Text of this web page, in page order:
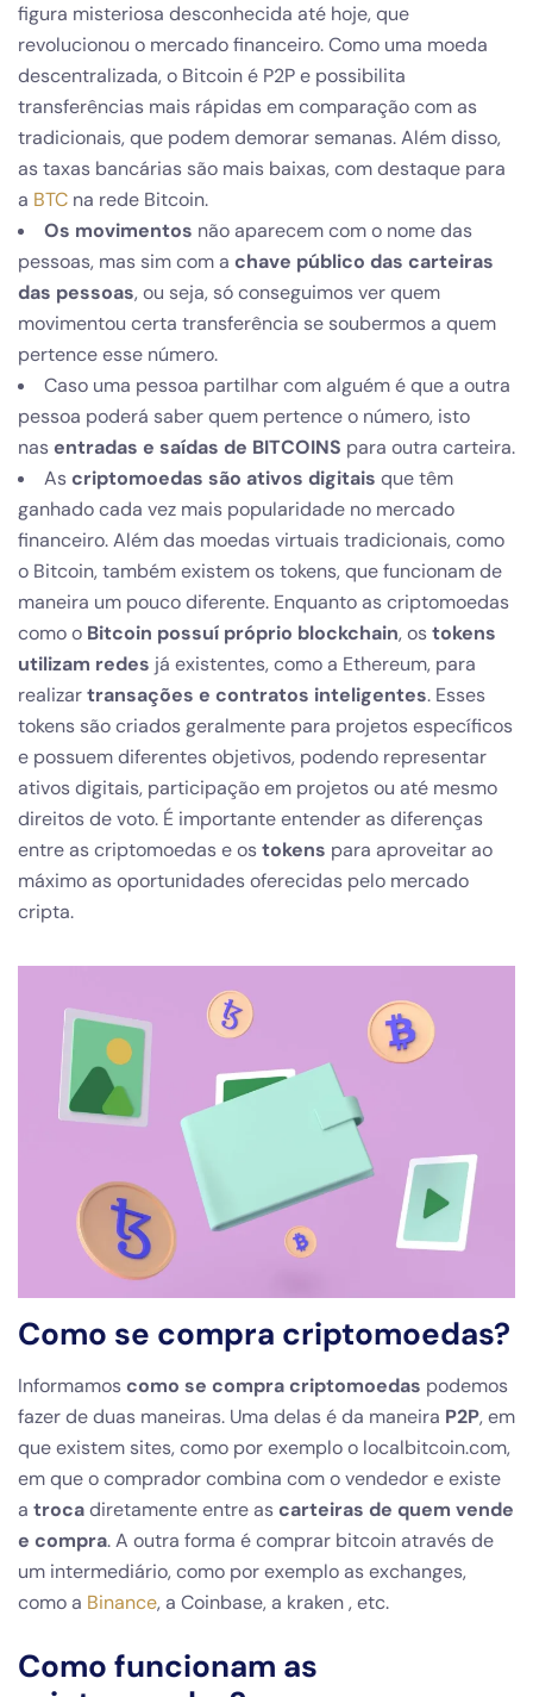
figura misteriosa desconhecida até hoje, que
revolucionou o mercado financeiro. Como uma moeda
descentralizada, o Bitcoin é P2P e possibilita
transferências mais rápidas em comparação com as
tradicionais, que podem demorar semanas. Além disso,
as taxas bancárias são mais baixas, com destaque para
a BTC na rede Bitcoin.
Os movimentos não aparecem com o nome das
pessoas, mas sim com a chave público das carteiras
das pessoas, ou seja, só conseguimos ver quem
movimentou certa transferência se soubermos a quem
pertence esse número.
Caso uma pessoa partilhar com alguém é que a outra
pessoa poderá saber quem pertence o número, isto
nas entradas e saídas de BITCOINS para outra carteira.
As criptomoedas são ativos digitais que têm
ganhado cada vez mais popularidade no mercado
financeiro. Além das moedas virtuais tradicionais, como
o Bitcoin, também existem os tokens, que funcionam de
maneira um pouco diferente. Enquanto as criptomoedas
como o Bitcoin possuí próprio blockchain, ostokens
utilizam redes já existentes, como a Ethereum, para
realizartransações e contratos inteligentes. Esses
tokens são criados geralmente para projetos específicos
e possuem diferentes objetivos, podendo representar
ativos digitais, participação em projetos ou até mesmo
direitos de voto. É importante entender as diferenças
entre as criptomoedas e ostokens para aproveitar ao
máximo as oportunidades oferecidas pelo mercado
cripta.
Como se compra criptomoedas?
Informamos como se compra criptomoedas podemos
fazer de duas maneiras. Uma delas é da maneira P2P, em
que existem sites, como por exemplo o localbitcoin.com,
em que o comprador combina com o vendedor e existe
a trocadiretamente entre as carteiras de quem vende
e compra. A outra forma é comprar bitcoin através de
um intermediário, como por exemplo as exchanges,
como a Binance, a Coinbase, a kraken , etc.
Como funcionam as